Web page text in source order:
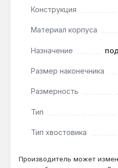
Производство
этапе ковки и
Головка King Tony
бытовой техники —
пространстве. Гарантия
Подходит ли для
Конструкция
Материал корпуса
Назначение
Размер наконечника
Размерность
Тип
Тип хвостовика
Производитель может